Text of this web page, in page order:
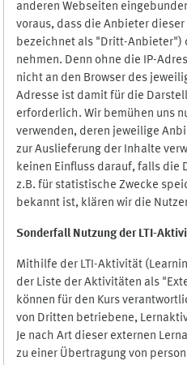
anderen Webseiten
voraus, dass die Anbieter
bezeichnet als "Dritt-Anbieter")
nehmen. Denn ohne die IP-
nicht an den Browser des
Adresse ist damit für die
erforderlich. Wir bemühen uns
verwenden, deren jeweilige
zur Auslieferung der Inhalte
keinen Einfluss darauf, falls die
z.B. für statistische Zwecke
bekannt ist, klären wir die
Sonderfall Nutzung der LTI-
Mithilfe der LTI-Aktivität
der Liste der Aktivitäten als
können für den Kurs
von Dritten betriebene,
Je nach Art dieser externen
zu einer Übertragung von